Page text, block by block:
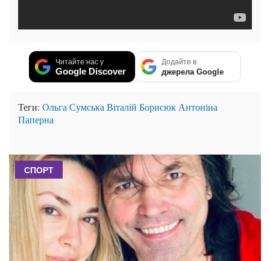
Читайте нас у
Google Discover
Додайте в
джерела Google
Теги: Ольга Сумська Віталій Борисюк Антоніна
Паперна
СПОРТ